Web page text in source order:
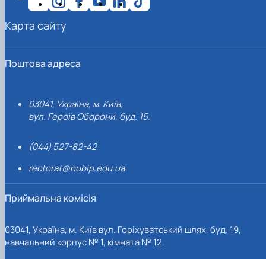
Поштова адреса
03041, Україна, м. Київ,
вул. Героїв Оборони, буд. 15.
(044) 527-82-42
rectorat@nubip.edu.ua
Приймальна комісія
03041, Україна, м. Київ вул. Горіхуватський шлях, буд. 19,
навчальний корпус № 1, кімната № 12.
Карта сайту